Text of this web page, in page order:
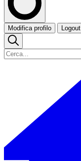
Modifica profilo Logout